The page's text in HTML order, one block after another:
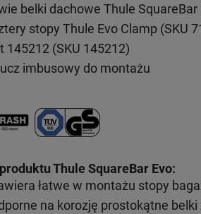
belki dachowe Thule SquareBar
stopy Thule Evo Clamp (SKU
145212 (SKU 145212)
imbusowy do montażu
Thule SquareBar Evo:
łatwe w montażu stopy
na korozję prostokątne